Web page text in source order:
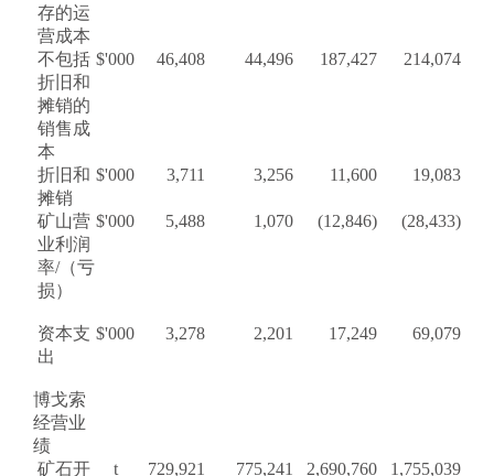
存的运
营成本
不包括
折旧和
摊销的
销售成
本
$'000 46,408 44,496 187,427 214,074
折旧和
摊销
$'000 3,711 3,256 11,600 19,083
矿山营
业利润
率/（亏
损）
$'000 5,488 1,070 (12,846) (28,433)
资本支
出
$'000 3,278 2,201 17,249 69,079
博戈索
经营业
绩
矿石开
t 729,921 775,241 2,690,760 1,755,039